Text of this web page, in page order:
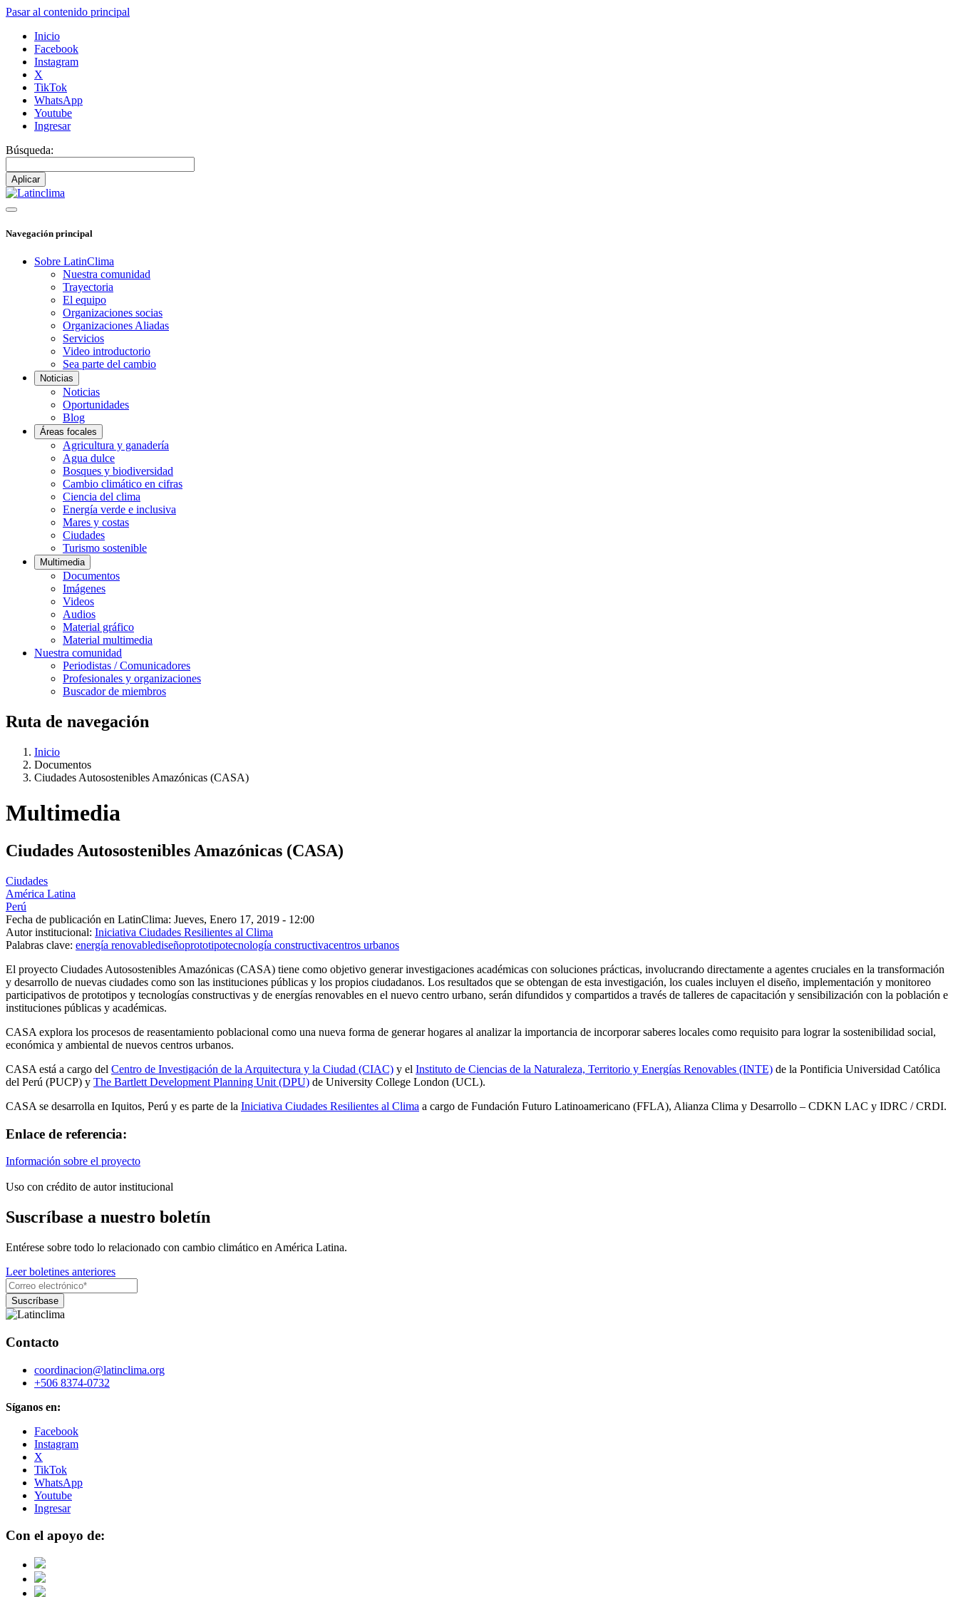
Pasar al contenido principal
Inicio
Facebook
Instagram
X
TikTok
WhatsApp
Youtube
Ingresar
Búsqueda:
Navegación principal
Sobre LatinClima
Nuestra comunidad
Trayectoria
El equipo
Organizaciones socias
Organizaciones Aliadas
Servicios
Video introductorio
Sea parte del cambio
Noticias
Noticias
Oportunidades
Blog
Áreas focales
Agricultura y ganadería
Agua dulce
Bosques y biodiversidad
Cambio climático en cifras
Ciencia del clima
Energía verde e inclusiva
Mares y costas
Ciudades
Turismo sostenible
Multimedia
Documentos
Imágenes
Videos
Audios
Material gráfico
Material multimedia
Nuestra comunidad
Periodistas / Comunicadores
Profesionales y organizaciones
Buscador de miembros
Ruta de navegación
Inicio
Documentos
Ciudades Autosostenibles Amazónicas (CASA)
Multimedia
Ciudades Autosostenibles Amazónicas (CASA)
Ciudades
América Latina
Perú
Fecha de publicación en LatinClima: Jueves, Enero 17, 2019 - 12:00
Autor institucional: Iniciativa Ciudades Resilientes al Clima
Palabras clave: energía renovablediseñoprototipotecnología constructivacentros urbanos
El proyecto Ciudades Autosostenibles Amazónicas (CASA) tiene como objetivo generar investigaciones académicas con soluciones prácticas, involucrando directamente a agentes cruciales en la transformación
y desarrollo de nuevas ciudades como son las instituciones públicas y los propios ciudadanos. Los resultados que se obtengan de esta investigación, los cuales incluyen el diseño, implementación y monitoreo
participativos de prototipos y tecnologías constructivas y de energías renovables en el nuevo centro urbano, serán difundidos y compartidos a través de talleres de capacitación y sensibilización con la población e
instituciones públicas y académicas.
CASA explora los procesos de reasentamiento poblacional como una nueva forma de generar hogares al analizar la importancia de incorporar saberes locales como requisito para lograr la sostenibilidad social,
económica y ambiental de nuevos centros urbanos.
CASA está a cargo del Centro de Investigación de la Arquitectura y la Ciudad (CIAC) y el Instituto de Ciencias de la Naturaleza, Territorio y Energías Renovables (INTE) de la Pontificia Universidad Católica
del Perú (PUCP) y The Bartlett Development Planning Unit (DPU) de University College London (UCL).
CASA se desarrolla en Iquitos, Perú y es parte de la Iniciativa Ciudades Resilientes al Clima a cargo de Fundación Futuro Latinoamericano (FFLA), Alianza Clima y Desarrollo – CDKN LAC y IDRC / CRDI.
Enlace de referencia:
Información sobre el proyecto
Uso con crédito de autor institucional
Suscríbase a nuestro boletín
Entérese sobre todo lo relacionado con cambio climático en América Latina.
Leer boletines anteriores
Contacto
coordinacion@latinclima.org
+506 8374-0732
Síganos en:
Facebook
Instagram
X
TikTok
WhatsApp
Youtube
Ingresar
Con el apoyo de: